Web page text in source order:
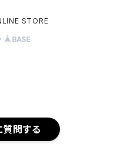
質問する
STORE